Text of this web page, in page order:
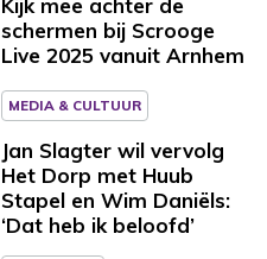
Kijk mee achter de
schermen bij Scrooge
Live 2025 vanuit Arnhem
MEDIA & CULTUUR
Jan Slagter wil vervolg
Het Dorp met Huub
Stapel en Wim Daniëls:
‘Dat heb ik beloofd’